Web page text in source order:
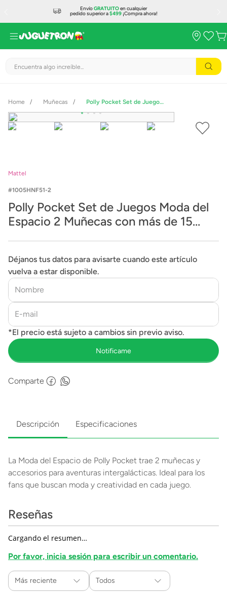
EnvíoGRATUITOen cualquier
pedido superior a$499¡Compra ahora!
Encuentra algo increíble...
Muñecas Polly Pocket Set de Juegos Moda del Espacio 2 Muñecas con más de 15 accesorios
Mattel
1005HNF51-2
Polly Pocket Set de Juegos Moda del
Espacio 2 Muñecas con más de 15
Déjanos tus datos para avisarte cuando este artículo
vuelva a estar disponible.
Comparte
Descripción Especificaciones
La Moda del Espacio de Polly Pocket trae 2 muñecas y
accesorios para aventuras intergalácticas. Ideal para los
fans que buscan moda y creatividad en cada juego.
Reseñas
Cargando el resumen…
Por favor, inicia sesión para escribir un comentario.
Más reciente Todos